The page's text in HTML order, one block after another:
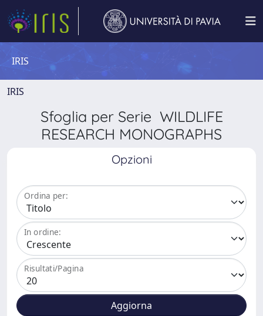
IRIS
IRIS
Sfoglia per Serie WILDLIFE
RESEARCH MONOGRAPHS
Opzioni
Ordina per:
In ordine:
Risultati/Pagina